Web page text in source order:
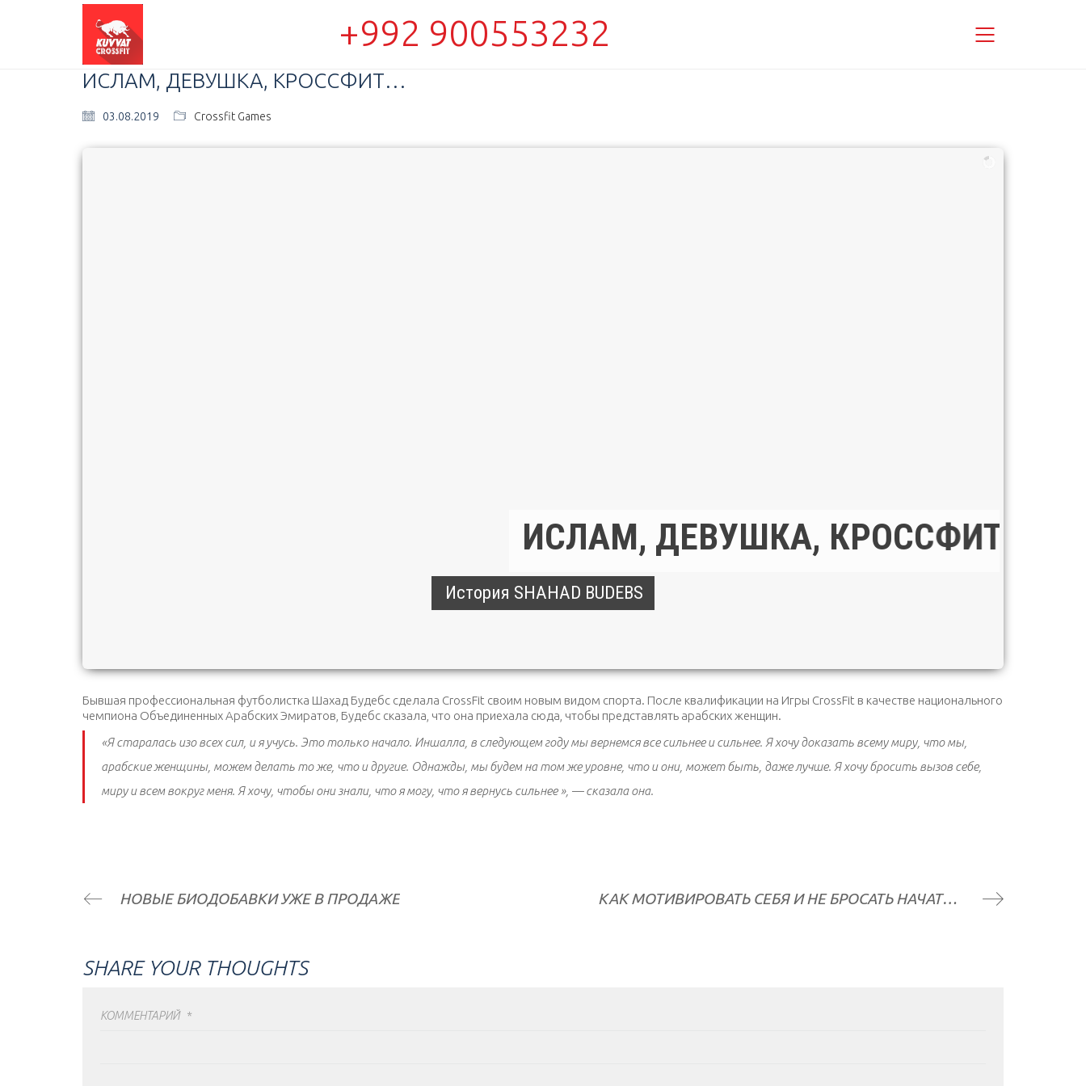
+992 900553232
ИСЛАМ, ДЕВУШКА, КРОССФИТ…
03.08.2019 Crossfit Games
ИСЛАМ, ДЕВУШКА, КРОССФИТ...
История SHAHAD BUDEBS
Бывшая профессиональная футболистка Шахад Будебс сделала CrossFit своим новым видом спорта. После квалификации на Игры CrossFit в качестве национального
чемпиона Объединенных Арабских Эмиратов, Будебс сказала, что она приехала сюда, чтобы представлять арабских женщин.
«Я старалась изо всех сил, и я учусь. Это только начало. Иншалла, в следующем году мы вернемся все сильнее и сильнее. Я хочу доказать всему миру, что мы,
арабские женщины, можем делать то же, что и другие. Однажды, мы будем на том же уровне, что и они, может быть, даже лучше. Я хочу бросить вызов себе,
миру и всем вокруг меня. Я хочу, чтобы они знали, что я могу, что я вернусь сильнее », — сказала она.
НОВЫЕ БИОДОБАВКИ УЖЕ В ПРОДАЖЕ КАК МОТИВИРОВАТЬ СЕБЯ И НЕ БРОСАТЬ НАЧАТОЕ? КРИВАЯ БАНДУРЫ
SHARE YOUR THOUGHTS
КОММЕНТАРИЙ *